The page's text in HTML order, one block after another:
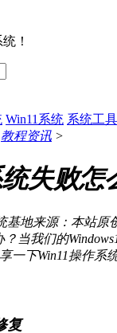
！
Win11系统 系统工具
教程资讯 >
失败
基地来源：本站原
？当我们的
一下Win11操作系
复